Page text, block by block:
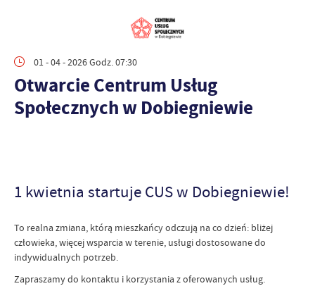
01 - 04 - 2026 Godz. 07:30
Otwarcie Centrum Usług
Społecznych w Dobiegniewie
1 kwietnia startuje CUS w Dobiegniewie!
To realna zmiana, którą mieszkańcy odczują na co dzień: bliżej
człowieka, więcej wsparcia w terenie, usługi dostosowane do
indywidualnych potrzeb.
Zapraszamy do kontaktu i korzystania z oferowanych usług.